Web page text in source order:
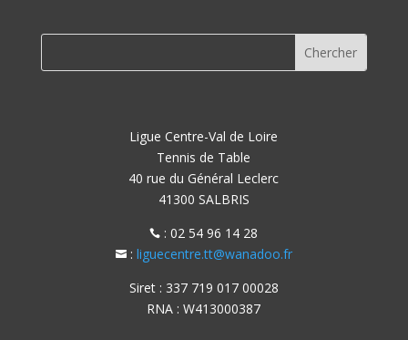
Ligue Centre-Val de Loire
Tennis de Table
40 rue du Général Leclerc
41300 SALBRIS
 : 02 54 96 14 28
: liguecentre.tt@wanadoo.fr
Siret : 337 719 017 00028
RNA : W413000387